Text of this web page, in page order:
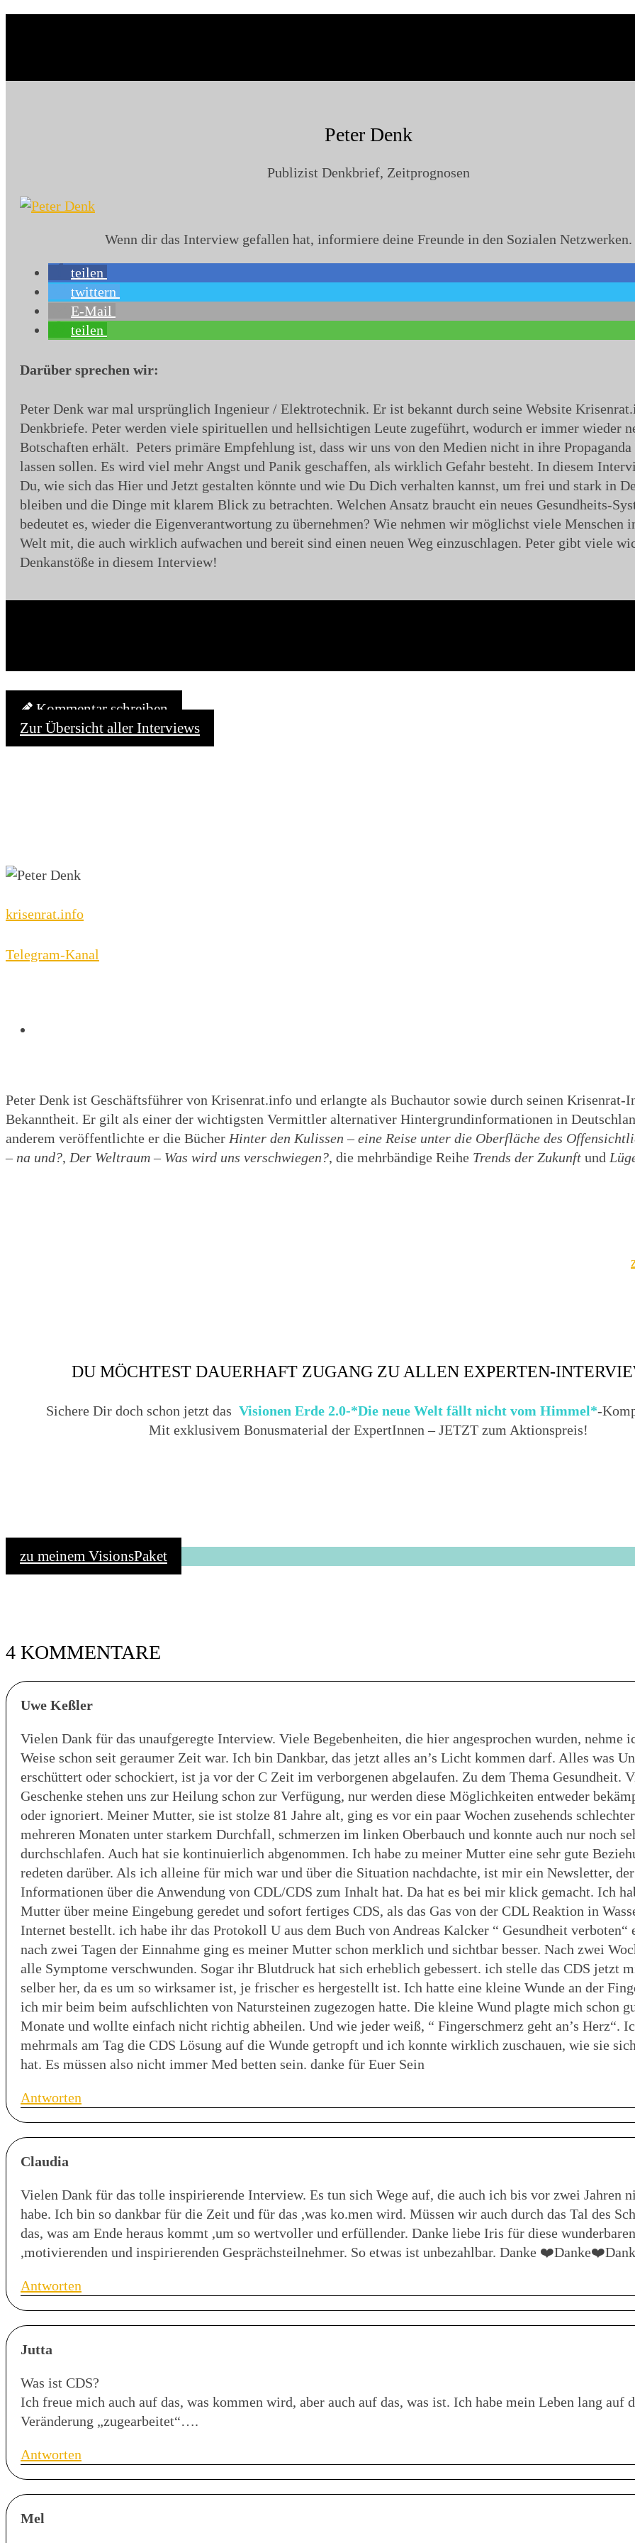
Peter Denk
Publizist Denkbrief, Zeitprognosen
Wenn dir das Interview gefallen hat, informiere deine Freunde in den Sozialen Netzwerken.
teilen
twittern
E-Mail
teilen
Darüber sprechen wir:
Peter Denk war mal ursprünglich Ingenieur / Elektrotechnik. Er ist bekannt durch seine Website
Denkbriefe. Peter werden viele spirituellen und hellsichtigen Leute zugeführt, wodurch er immer wieder
Botschaften erhält. Peters primäre Empfehlung ist, dass wir uns von den Medien nicht in ihre
lassen sollen. Es wird viel mehr Angst und Panik geschaffen, als wirklich Gefahr besteht. In diesem
Du, wie sich das Hier und Jetzt gestalten könnte und wie Du Dich verhalten kannst, um frei und stark in
bleiben und die Dinge mit klarem Blick zu betrachten. Welchen Ansatz braucht ein neues Gesundheits-
bedeutet es, wieder die Eigenverantwortung zu übernehmen? Wie nehmen wir möglichst viele Menschen
Welt mit, die auch wirklich aufwachen und bereit sind einen neuen Weg einzuschlagen. Peter gibt viele
Denkanstöße in diesem Interview!
Kommentar schreiben
Zur Übersicht aller Interviews
krisenrat.info
Telegram-Kanal
Peter Denk ist Geschäftsführer von Krisenrat.info und erlangte als Buchautor sowie durch seinen Krisenrat-
Bekanntheit. Er gilt als einer der wichtigsten Vermittler alternativer Hintergrundinformationen in
anderem veröffentlichte er die Bücher Hinter den Kulissen – eine Reise unter die Oberfläche des
– na und?, Der Weltraum – Was wird uns verschwiegen?, die mehrbändige Reihe Trends der Zukunft und
DU MÖCHTEST DAUERHAFT ZUGANG ZU ALLEN EXPERTEN-
Sichere Dir doch schon jetzt das Visionen Erde 2.0-*Die neue Welt fällt nicht vom Himmel*-
Mit exklusivem Bonusmaterial der ExpertInnen – JETZT zum Aktionspreis!
zu meinem VisionsPaket
4 KOMMENTARE
Uwe Keßler
Vielen Dank für das unaufgeregte Interview. Viele Begebenheiten, die hier angesprochen wurden, nehme
Weise schon seit geraumer Zeit war. Ich bin Dankbar, das jetzt alles an’s Licht kommen darf. Alles was
erschüttert oder schockiert, ist ja vor der C Zeit im verborgenen abgelaufen. Zu dem Thema Gesundheit.
Geschenke stehen uns zur Heilung schon zur Verfügung, nur werden diese Möglichkeiten entweder
oder ignoriert. Meiner Mutter, sie ist stolze 81 Jahre alt, ging es vor ein paar Wochen zusehends
mehreren Monaten unter starkem Durchfall, schmerzen im linken Oberbauch und konnte auch nur noch
durchschlafen. Auch hat sie kontinuierlich abgenommen. Ich habe zu meiner Mutter eine sehr gute
redeten darüber. Als ich alleine für mich war und über die Situation nachdachte, ist mir ein Newsletter, der
Informationen über die Anwendung von CDL/CDS zum Inhalt hat. Da hat es bei mir klick gemacht. Ich
Mutter über meine Eingebung geredet und sofort fertiges CDS, als das Gas von der CDL Reaktion in
Internet bestellt. ich habe ihr das Protokoll U aus dem Buch von Andreas Kalcker “ Gesundheit verboten“
nach zwei Tagen der Einnahme ging es meiner Mutter schon merklich und sichtbar besser. Nach zwei
alle Symptome verschwunden. Sogar ihr Blutdruck hat sich erheblich gebessert. ich stelle das CDS jetzt
selber her, da es um so wirksamer ist, je frischer es hergestellt ist. Ich hatte eine kleine Wunde an der
ich mir beim beim aufschlichten von Natursteinen zugezogen hatte. Die kleine Wund plagte mich schon
Monate und wollte einfach nicht richtig abheilen. Und wie jeder weiß, “ Fingerschmerz geht an’s Herz“.
mehrmals am Tag die CDS Lösung auf die Wunde getropft und ich konnte wirklich zuschauen, wie sie
hat. Es müssen also nicht immer Med betten sein. danke für Euer Sein
Antworten
Claudia
Vielen Dank für das tolle inspirierende Interview. Es tun sich Wege auf, die auch ich bis vor zwei Jahren
habe. Ich bin so dankbar für die Zeit und für das ,was ko.men wird. Müssen wir auch durch das Tal des
das, was am Ende heraus kommt ,um so wertvoller und erfüllender. Danke liebe Iris für diese wunderbaren
,motivierenden und inspirierenden Gesprächsteilnehmer. So etwas ist unbezahlbar. Danke
Antworten
Jutta
Was ist CDS?
Ich freue mich auch auf das, was kommen wird, aber auch auf das, was ist. Ich habe mein Leben lang auf
Veränderung „zugearbeitet“….
Antworten
Mel